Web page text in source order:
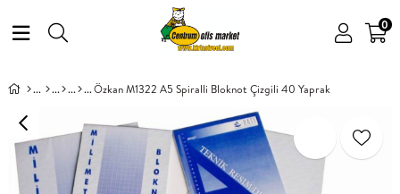
0
Özkan M1322 A5 Spiralli Bloknot Çizgili 40 Yaprak